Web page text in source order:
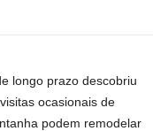
longo prazo descobriu
ocasionais de
podem remodelar